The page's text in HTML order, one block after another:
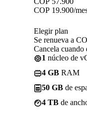
COP 19.900/
Elegir plan
Se renueva a
Cancela cuando
1 núcleo de
4 GB RAM
50 GB de
4 TB de